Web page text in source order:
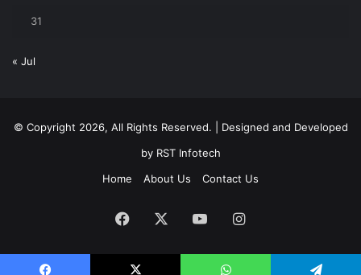
31
« Jul
© Copyright 2026, All Rights Reserved. | Designed and Developed
byRST Infotech
Home
About Us Contact Us
Facebook YouTubeInstagram